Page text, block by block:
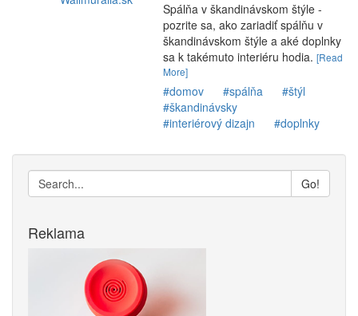
Spálňa v škandinávskom štýle -
pozrite sa, ako zariadiť spálňu v
škandinávskom štýle a aké doplnky
sa k takémuto interiéru hodia. [Read
More]
#domov #spálňa
#štýl
#škandinávsky
#interiérový dizajn
#doplnky
Go!
Reklama